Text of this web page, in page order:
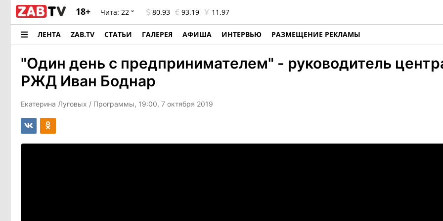
18+ Чита: 22 ° 80.93 93.19 11.97
ЛЕНТА ZAB.TV СТАТЬИ ГАЛЕРЕЯ АФИША ИНТЕРВЬЮ РАЗМЕЩЕНИЕ РЕКЛАМЫ
"Один день с предпринимателем" - руководитель
РЖД Иван Боднар
Екатерина Луговых / Программы, 19:00, 7 октября 2019